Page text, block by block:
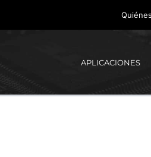
APLICACIONES